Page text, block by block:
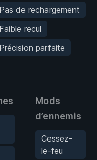
Pas de rechargement
Faible recul
Précision parfaite
Mods
d’ennemis
Cessez-
le-feu